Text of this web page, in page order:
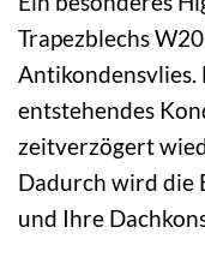
Trapezblechs
Antikondensvlies.
entstehendes
zeitverzögert
Dadurch wird die
und Ihre